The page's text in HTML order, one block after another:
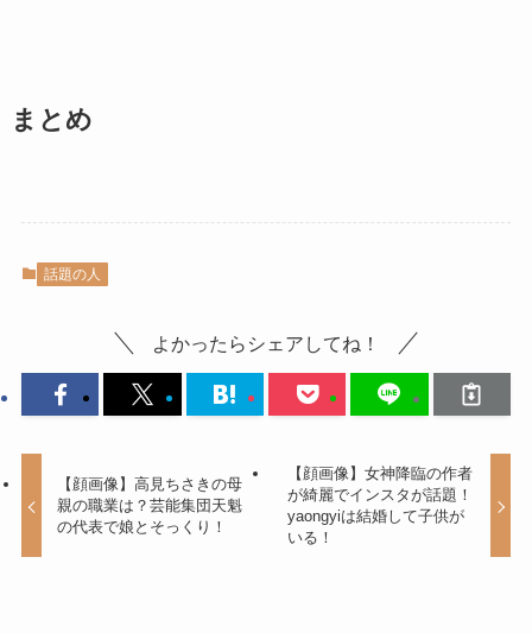
まとめ
話題の人
よかったらシェアしてね！
【顔画像】高見ちさきの母
親の職業は？芸能集団天魁
の代表で娘とそっくり！
【顔画像】女神降臨の作者
が綺麗でインスタが話題！
yaongyiは結婚して子供が
いる！